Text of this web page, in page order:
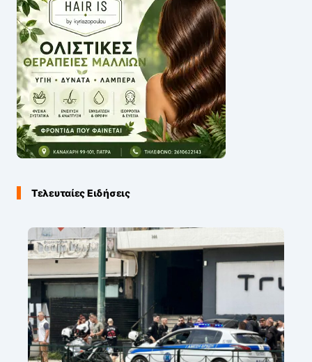
Τελευταίες Ειδήσεις